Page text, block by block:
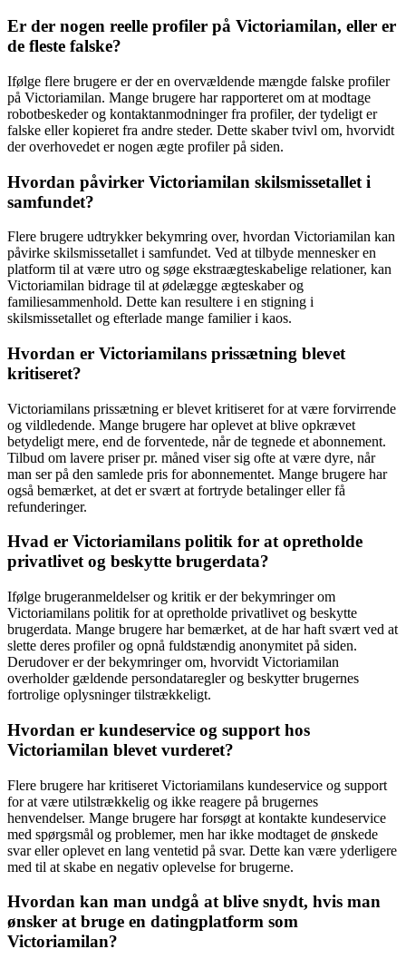
Er der nogen reelle profiler på Victoriamilan, eller er
de fleste falske?
Ifølge flere brugere er der en overvældende mængde falske profiler
på Victoriamilan. Mange brugere har rapporteret om at modtage
robotbeskeder og kontaktanmodninger fra profiler, der tydeligt er
falske eller kopieret fra andre steder. Dette skaber tvivl om, hvorvidt
der overhovedet er nogen ægte profiler på siden.
Hvordan påvirker Victoriamilan skilsmissetallet i
samfundet?
Flere brugere udtrykker bekymring over, hvordan Victoriamilan kan
påvirke skilsmissetallet i samfundet. Ved at tilbyde mennesker en
platform til at være utro og søge ekstraægteskabelige relationer, kan
Victoriamilan bidrage til at ødelægge ægteskaber og
familiesammenhold. Dette kan resultere i en stigning i
skilsmissetallet og efterlade mange familier i kaos.
Hvordan er Victoriamilans prissætning blevet
kritiseret?
Victoriamilans prissætning er blevet kritiseret for at være forvirrende
og vildledende. Mange brugere har oplevet at blive opkrævet
betydeligt mere, end de forventede, når de tegnede et abonnement.
Tilbud om lavere priser pr. måned viser sig ofte at være dyre, når
man ser på den samlede pris for abonnementet. Mange brugere har
også bemærket, at det er svært at fortryde betalinger eller få
refunderinger.
Hvad er Victoriamilans politik for at opretholde
privatlivet og beskytte brugerdata?
Ifølge brugeranmeldelser og kritik er der bekymringer om
Victoriamilans politik for at opretholde privatlivet og beskytte
brugerdata. Mange brugere har bemærket, at de har haft svært ved at
slette deres profiler og opnå fuldstændig anonymitet på siden.
Derudover er der bekymringer om, hvorvidt Victoriamilan
overholder gældende persondataregler og beskytter brugernes
fortrolige oplysninger tilstrækkeligt.
Hvordan er kundeservice og support hos
Victoriamilan blevet vurderet?
Flere brugere har kritiseret Victoriamilans kundeservice og support
for at være utilstrækkelig og ikke reagere på brugernes
henvendelser. Mange brugere har forsøgt at kontakte kundeservice
med spørgsmål og problemer, men har ikke modtaget de ønskede
svar eller oplevet en lang ventetid på svar. Dette kan være yderligere
med til at skabe en negativ oplevelse for brugerne.
Hvordan kan man undgå at blive snydt, hvis man
ønsker at bruge en datingplatform som
Victoriamilan?